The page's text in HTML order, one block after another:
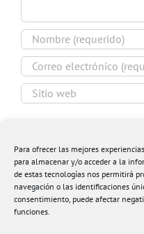
Para ofrecer las mejores
para almacenar y/o acceder a la
de estas tecnologías nos permitirá
navegación o las identificaciones
consentimiento, puede afectar
funciones.
navegador para la